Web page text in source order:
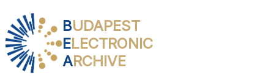
BUDAPEST
ELECTRONIC
ARCHIVE